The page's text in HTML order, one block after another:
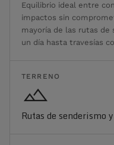
Equilibrio ideal entre
impactos sin
mayoría de las rutas de
un día hasta travesías
TERRENO
Rutas de senderismo